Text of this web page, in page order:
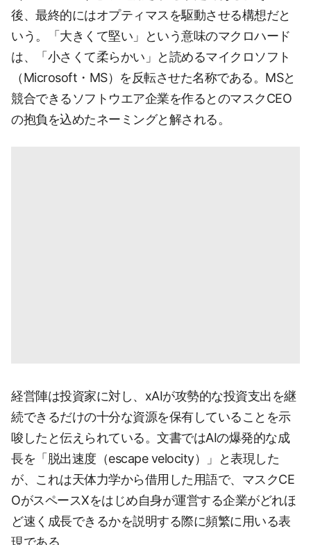
後、最終的にはオプティマスを駆動させる構想だと
いう。「大きくて堅い」という意味のマクロハード
は、「小さくて柔らかい」と読めるマイクロソフト
（Microsoft・MS）を反転させた名称である。MSと
競合できるソフトウエア企業を作るとのマスクCEO
の抱負を込めたネーミングと解される。
経営陣は投資家に対し、xAIが攻勢的な投資支出を継
続できるだけの十分な資源を保有していることを示
唆したと伝えられている。文書ではAIの爆発的な成
長を「脱出速度（escape velocity）」と表現した
が、これは天体力学から借用した用語で、マスクCE
OがスペースXをはじめ自身が運営する企業がどれほ
ど速く成長できるかを説明する際に頻繁に用いる表
現である。